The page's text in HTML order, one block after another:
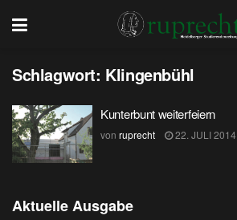
Schlagwort: Klingenbühl
Kunterbunt weiterfeiern
von ruprecht 22. JULI 2014
Aktuelle Ausgabe